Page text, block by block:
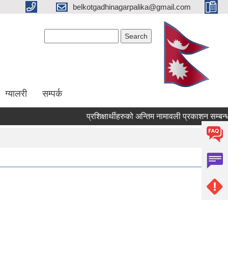
belkotgadhinagarpalika@gmail.com
ग्यालरी सम्पर्क
प्रशिक्षार्थीहरुको अन्तिम नामावली प्रकाशन सम्बन्धमा !